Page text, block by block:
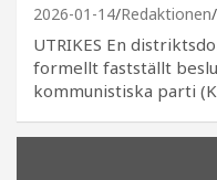
2026-01-14 Redaktionen
UTRIKES En
formellt fastställt
kommunistiska parti